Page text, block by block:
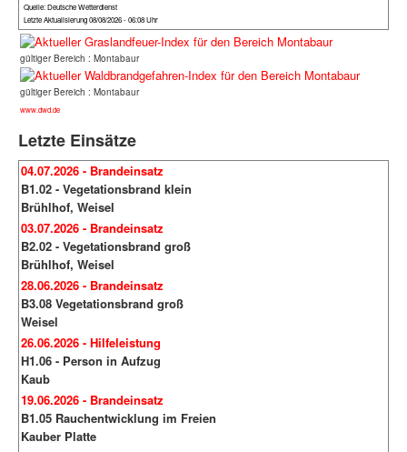
Quelle: Deutsche Wetterdienst
Letzte Aktualisierung 08/08/2026 - 06:08 Uhr
gültiger Bereich : Montabaur
gültiger Bereich : Montabaur
www.dwd.de
Letzte Einsätze
04.07.2026 - Brandeinsatz
B1.02 - Vegetationsbrand klein
Brühlhof, Weisel
03.07.2026 - Brandeinsatz
B2.02 - Vegetationsbrand groß
Brühlhof, Weisel
28.06.2026 - Brandeinsatz
B3.08 Vegetationsbrand groß
Weisel
26.06.2026 - Hilfeleistung
H1.06 - Person in Aufzug
Kaub
19.06.2026 - Brandeinsatz
B1.05 Rauchentwicklung im Freien
Kauber Platte